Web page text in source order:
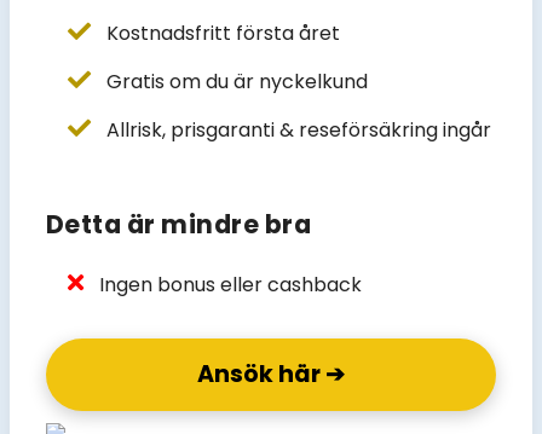
Kostnadsfritt första året
Gratis om du är nyckelkund
Allrisk, prisgaranti & reseförsäkring ingår
Detta är mindre bra
Ingen bonus eller cashback
Ansök här ➔